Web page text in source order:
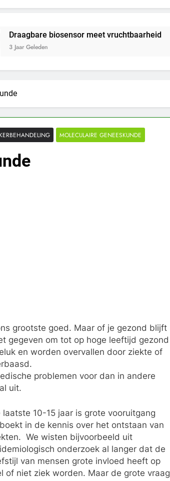
meet vruchtbaarheid
MOLECULAIRE GENEESKUNDE
grootste goed. Maar of je gezond blijft
gegeven om tot op hoge leeftijd gezond
en worden overvallen door ziekte of
problemen voor dan in andere
uit.
laatste 10-15 jaar is grote vooruitgang
in de kennis over het ontstaan van
We wisten bijvoorbeeld uit
onderzoek al langer dat de
van mensen grote invloed heeft op
of niet ziek worden. Maar de grote vraag